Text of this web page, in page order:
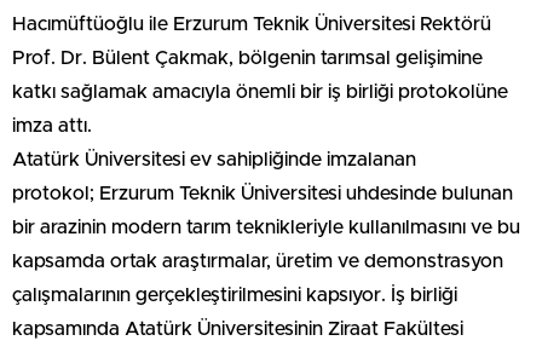
Hacımüftüoğlu ile Erzurum Teknik Üniversitesi Rektörü
Prof. Dr. Bülent Çakmak, bölgenin tarımsal gelişimine
katkı sağlamak amacıyla önemli bir iş birliği protokolüne
imza attı.
Atatürk Üniversitesi ev sahipliğinde imzalanan
protokol; Erzurum Teknik Üniversitesi uhdesinde bulunan
bir arazinin modern tarım teknikleriyle kullanılmasını ve bu
kapsamda ortak araştırmalar, üretim ve demonstrasyon
çalışmalarının gerçekleştirilmesini kapsıyor. İş birliği
kapsamında Atatürk Üniversitesinin Ziraat Fakültesi